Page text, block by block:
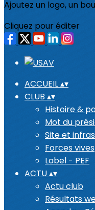
Ajoutez un logo, un
Cliquez pour éditer
ACCUEIL▴▾
CLUB ▴▾
Histoire &
Mot du
Site et
Forces vives
Label - PEF
ACTU▴▾
Actu club
Résultats